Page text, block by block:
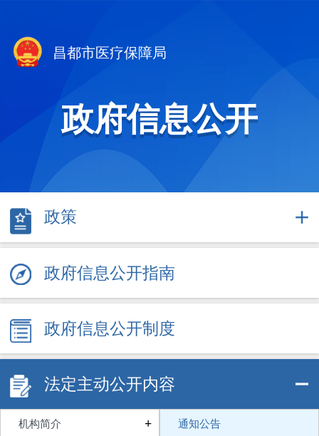
昌都市医疗保障局
政府信息公开
政策
政府信息公开指南
政府信息公开制度
法定主动公开内容
机构简介 + 通知公告